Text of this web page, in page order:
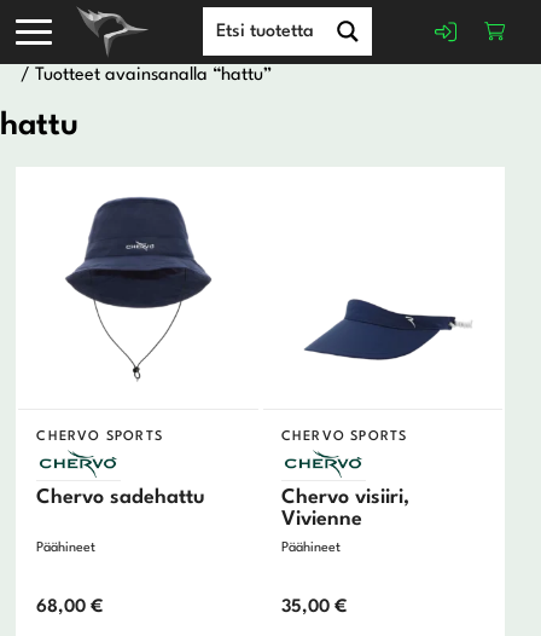
/ Tuotteet avainsanalla “hattu”
hattu
CHERVO SPORTS
Chervo sadehattu
Päähineet
68,00€
CHERVO SPORTS
Chervo visiiri,
Vivienne
Päähineet
35,00 €